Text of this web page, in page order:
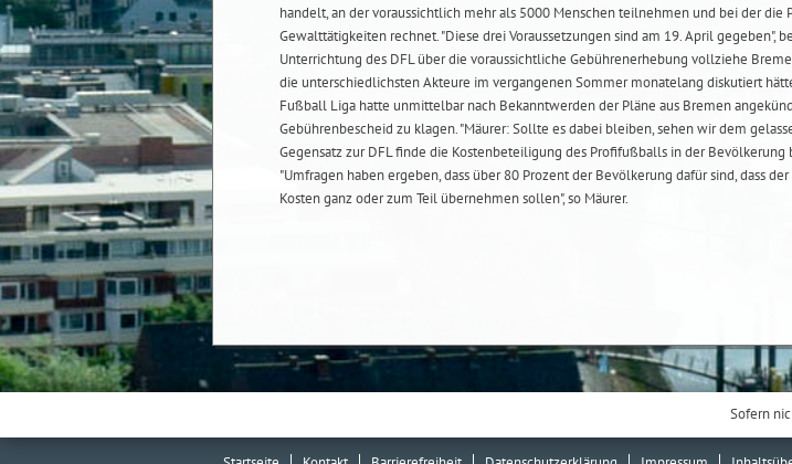
handelt, an der voraussichtlich mehr als 5000 Menschen teilnehmen und bei der die
Gewalttätigkeiten rechnet. "Diese drei Voraussetzungen sind am 19. April gegeben",
Unterrichtung des DFL über die voraussichtliche Gebührenerhebung vollziehe
die unterschiedlichsten Akteure im vergangenen Sommer monatelang diskutiert
Fußball Liga hatte unmittelbar nach Bekanntwerden der Pläne aus Bremen
Gebührenbescheid zu klagen. "Mäurer: Sollte es dabei bleiben, sehen wir dem
Gegensatz zur DFL finde die Kostenbeteiligung des Profifußballs in der Bevölkerung
"Umfragen haben ergeben, dass über 80 Prozent der Bevölkerung dafür sind, dass
Kosten ganz oder zum Teil übernehmen sollen", so Mäurer.
Sofern